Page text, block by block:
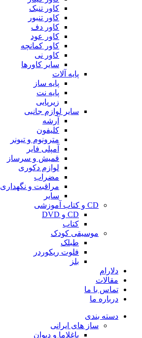
کاور تنبک
کاور تنبور
کاور دف
کاور عود
کاور کمانچه
کاور نی
سایر کاورها
پایه آلات
پایه ساز
پایه نت
زیرپایی
سایر لوازم جانبی
آرشه
کلیفون
مترونوم و تیونر
آمپلی فایر
قمیش و سرساز
لوازم دکوری
مضراب
مراقبت و نگهداری
سایر
CD و کتاب آموزشی
CD و DVD
کتاب
موسیقی کودک
طبلک
فلوت ریکوردر
بلز
دلارام
مقالات
تماس با ما
درباره ما
دسته بندی
ساز های ایرانی
باغلاما و دیوان